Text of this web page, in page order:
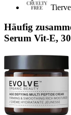
Häufig
Serum Vit-E,